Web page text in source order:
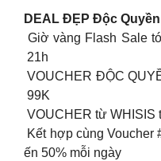
DEAL ĐẸP Độc
Giờ vàng Flash Sale
21h
VOUCHER ĐỘC
99K
VOUCHER từ WHISIS
Kết hợp cùng Voucher
ến 50% mỗi ngày